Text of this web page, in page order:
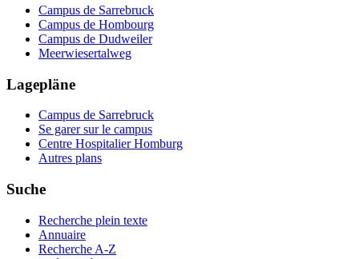
Campus de Sarrebruck
Campus de Hombourg
Campus de Dudweiler
Meerwiesertalweg
Lagepläne
Campus de Sarrebruck
Se garer sur le campus
Centre Hospitalier Homburg
Autres plans
Suche
Recherche plein texte
Annuaire
Recherche A-Z